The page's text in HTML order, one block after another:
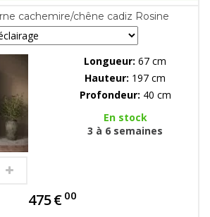
cachemire/chêne cadiz Rosine
Longueur: 67 cm
Hauteur: 197 cm
Profondeur: 40 cm
En stock
3 à 6 semaines
475€ 00